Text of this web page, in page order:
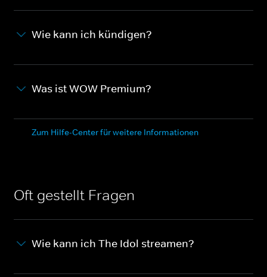
Wie kann ich kündigen?
Was ist WOW Premium?
Zum Hilfe-Center für weitere Informationen
Oft gestellt Fragen
Wie kann ich The Idol streamen?